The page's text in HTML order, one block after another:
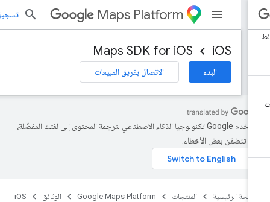
Maps Platform تسجيل
iOS
Maps SDK for iOS
الاتصال بفريق المبيعات
تستخدم Google تكنولوجيا الذكاء الاصطناعي لترجمة المحتوى إلى لغتك المفضّلة،
تتضمّن بعض الأخطاء.
الرئيسية المنتجات Google Maps Platform الوثائق
iOS